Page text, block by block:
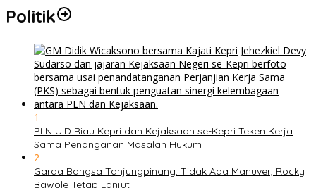
Politik
1
PLN UID Riau Kepri dan Kejaksaan se-Kepri Teken Kerja
Sama Penanganan Masalah Hukum
2
Garda Bangsa Tanjungpinang: Tidak Ada Manuver, Rocky
Bawole Tetap Lanjut